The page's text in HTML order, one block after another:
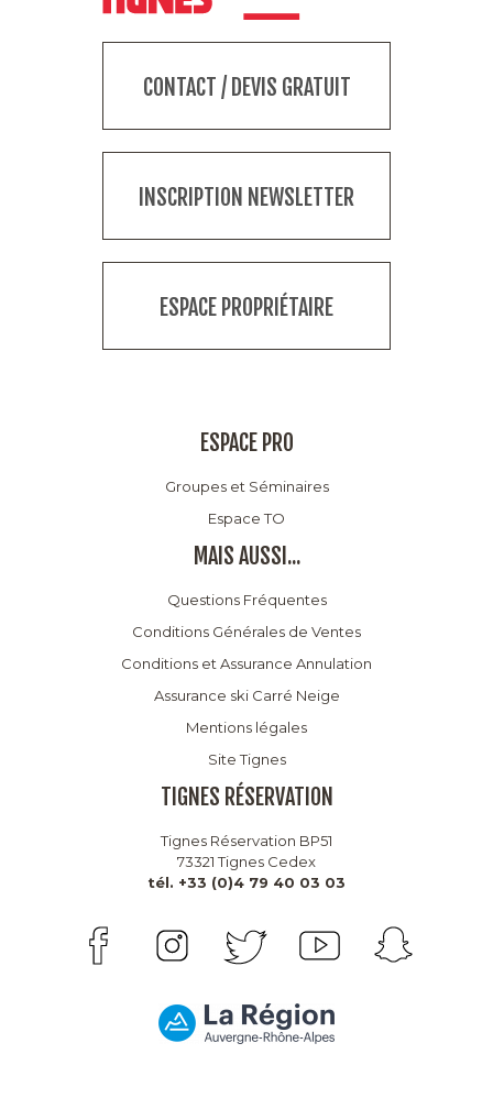
CONTACT / DEVIS GRATUIT
INSCRIPTION NEWSLETTER
ESPACE PROPRIÉTAIRE
ESPACE PRO
Groupes et Séminaires
Espace TO
MAIS AUSSI...
Questions Fréquentes
Conditions Générales de Ventes
Conditions et Assurance Annulation
Assurance ski Carré Neige
Mentions légales
Site Tignes
TIGNES RÉSERVATION
Tignes Réservation BP51
73321 Tignes Cedex
tél. +33 (0)4 79 40 03 03